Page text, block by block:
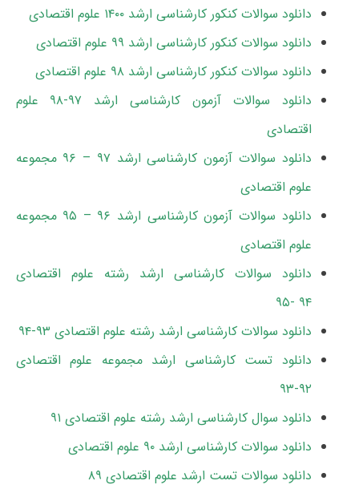
دانلود سوالات کنکور کارشناسی ارشد ۱۴۰۰ علوم اقتصادی
دانلود سوالات کنکور کارشناسی ارشد ۹۹ علوم اقتصادی
دانلود سوالات کنکور کارشناسی ارشد ۹۸ علوم اقتصادی
دانلود سوالات آزمون کارشناسی ارشد ۹۷-۹۸ علوم
اقتصادی
دانلود سوالات آزمون کارشناسی ارشد ۹۷ – ۹۶ مجموعه
علوم اقتصادی
دانلود سوالات آزمون کارشناسی ارشد ۹۶ – ۹۵ مجموعه
علوم اقتصادی
دانلود سوالات کارشناسی ارشد رشته علوم اقتصادی
۹۴ -۹۵
دانلود سوالات کارشناسی ارشد رشته علوم اقتصادی ۹۳-۹۴
دانلود تست کارشناسی ارشد مجموعه علوم اقتصادی
۹۲-۹۳
دانلود سوال کارشناسی ارشد رشته علوم اقتصادی ۹۱
دانلود سوالات کارشناسی ارشد ۹۰ علوم اقتصادی
دانلود سوالات تست ارشد علوم اقتصادی ۸۹